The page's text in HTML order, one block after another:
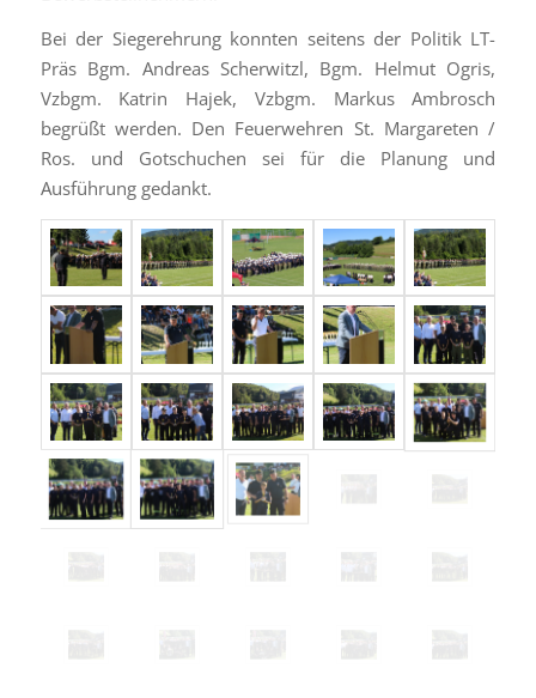
Bei der Siegerehrung konnten seitens der Politik LT-
Präs Bgm. Andreas Scherwitzl, Bgm. Helmut Ogris,
Vzbgm. Katrin Hajek, Vzbgm. Markus Ambrosch
begrüßt werden. Den Feuerwehren St. Margareten /
Ros. und Gotschuchen sei für die Planung und
Ausführung gedankt.